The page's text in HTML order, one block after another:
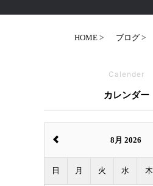
HOME ブログ
Calender
カレンダー
8月 2026
日 月 火 水 木